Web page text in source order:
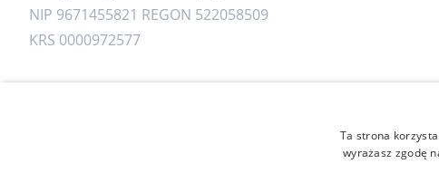
NIP 9671455821 REGON 522058509
KRS 0000972577
Ta strona
wyrażasz zgodę